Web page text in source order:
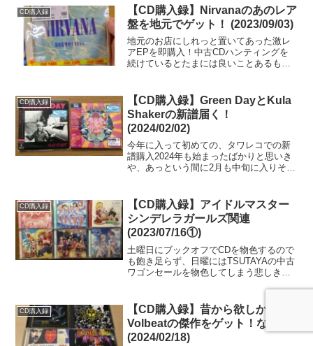
ります。HR/HM界隈以外のところからも
次々と...
CD購入録
【CD購入録】Nirvanaのあのレア
盤を地元でゲット！ (2023/09/03)
地元のお店にしれっと置いてあった激レ
アEPを即購入！中古CDハンティングを
続けているとたまには良いことあるもの
盤となったため中古市場で高騰してい
る........
CD購入録
【CD購入録】Green DayとKula
Shakerの新譜届く！
(2024/02/02)
今年に入って初めての、タワレコでの新
譜購入2024年も始まったばかりと思いき
や、あっという間に2月も中旬に入りそ
クレカの月ごとの明細を見るときなんか
と同じで、ひ...
CD購入録
【CD購入録】アイドルマスター
シンデレラガールズ関連
(2023/07/16①)
土曜日にブックオフでCDを物色するので
も飽き足らず、日曜にはTSUTAYAの中古
ワゴンセールを物色してしまう悲しき生
りにも物量があるため、今回は前編とし
てデレマス（ア...
CD購入録
【CD購入録】昔から欲しかった
Volbeatの傑作をゲット！など
(2024/02/18)